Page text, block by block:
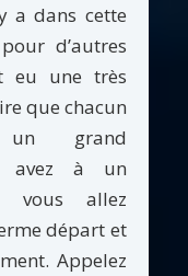
a dans cette
d’autres
eu une très
que chacun
grand
avez à un
vous allez
départ et
Appelez